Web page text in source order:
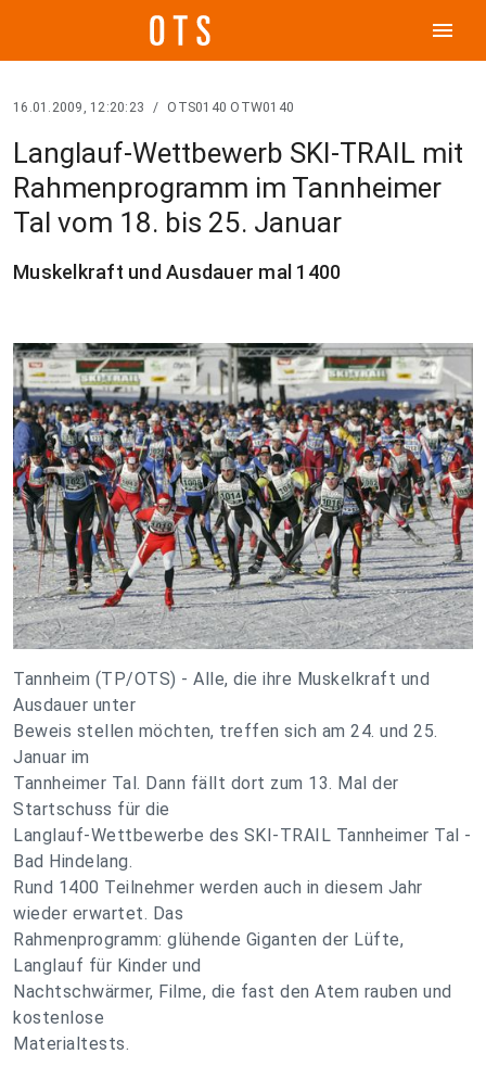
menu
16.01.2009, 12:20:23 / OTS0140 OTW0140
Langlauf-Wettbewerb SKI-TRAIL mit
Rahmenprogramm im Tannheimer
Tal vom 18. bis 25. Januar
Muskelkraft und Ausdauer mal 1400
Tannheim (TP/OTS) - Alle, die ihre Muskelkraft und
Ausdauer unter
Beweis stellen möchten, treffen sich am 24. und 25.
Januar im
Tannheimer Tal. Dann fällt dort zum 13. Mal der
Startschuss für die
Langlauf-Wettbewerbe des SKI-TRAIL Tannheimer Tal -
Bad Hindelang.
Rund 1400 Teilnehmer werden auch in diesem Jahr
wieder erwartet. Das
Rahmenprogramm: glühende Giganten der Lüfte,
Langlauf für Kinder und
Nachtschwärmer, Filme, die fast den Atem rauben und
kostenlose
Materialtests.